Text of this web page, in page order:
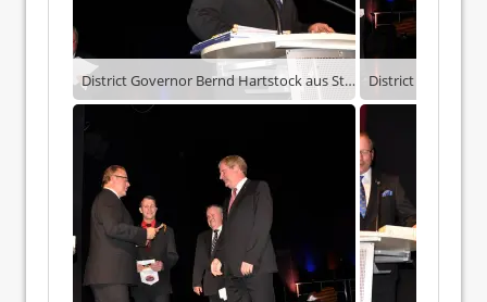
District Governor Bernd Hartstock aus Stendal bei seinem Grußwort zur Greizer Lions Gala 2014.